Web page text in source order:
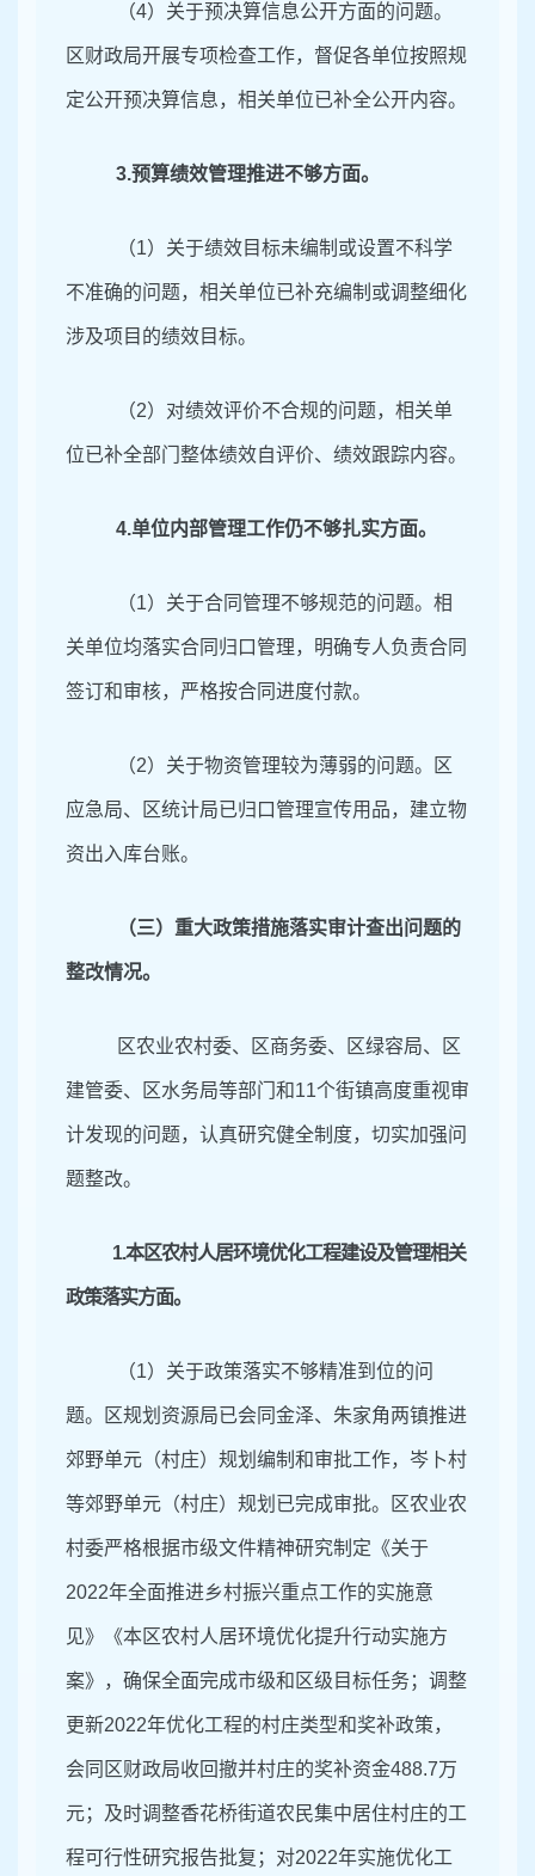
（4）关于预决算信息公开方面的问题。
区财政局开展专项检查工作，督促各单位按照规
定公开预决算信息，相关单位已补全公开内容。
3.预算绩效管理推进不够方面。
（1）关于绩效目标未编制或设置不科学
不准确的问题， 相关单位已补充编制或调整细化
涉及项目的绩效目标。
（2）对绩效评价不合规的问题，相关单
位已补全部门整体绩效自评价、绩效跟踪内容。
4.单位内部管理工作仍不够扎实方面。
（1）关于合同管理不够规范的问题。相
关单位均落实合同归口管理，明确专人负责合同
签订和审核，严格按合同进度付款。
（2）关于物资管理较为薄弱的问题。区
应急局、区统计局已归口管理宣传用品，建立物
资出入库台账。
（三）重大政策措施落实审计查出问题的
整改情况。
区农业农村委、区商务委、区绿容局、区
建管委、区水务局等部门和11个街镇高度重视审
计发现的问题，认真研究健全制度，切实加强问
题整改。
1.本区农村人居环境优化工程建设及管理相关
政策落实方面。
（1）关于政策落实不够精准到位的问
题。区规划资源局已会同金泽、朱家角两镇推进
郊野单元（村庄）规划编制和审批工作，岑卜村
等郊野单元（村庄）规划已完成审批。区农业农
村委严格根据市级文件精神研究制定《关于
2022年全面推进乡村振兴重点工作的实施意
见》《本区农村人居环境优化提升行动实施方
案》，确保全面完成市级和区级目标任务；调整
更新2022年优化工程的村庄类型和奖补政策，
会同区财政局收回撤并村庄的奖补资金488.7万
元； 及时调整香花桥街道农民集中居住村庄的工
程可行性研究报告批复；对2022年实施优化工